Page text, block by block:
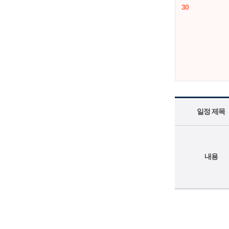
30
일정 제목
내용